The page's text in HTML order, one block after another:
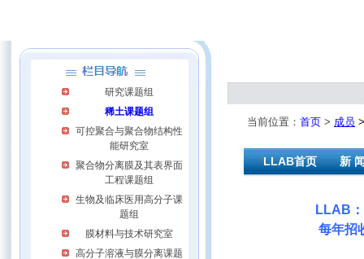
研究课题组
稀土课题组
可控聚合与聚合物结构性
能研究室
聚合物分离膜及其表界面
工程课题组
生物及临床医用高分子课
题组
膜材料与技术研究室
高分子溶液与膜分离课题
当前位置： 首页 > 成员 >
LLAB首页 新
LLAB：玉泉校
每年招收1名博